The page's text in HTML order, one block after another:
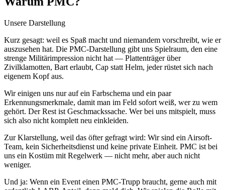
Unsere Darstellung
Kurz gesagt: weil es Spaß macht und niemandem vorschreibt, wie er
auszusehen hat. Die PMC-Darstellung gibt uns Spielraum, den eine
strenge Militärimpression nicht hat — Plattenträger über
Zivilklamotten, Bart erlaubt, Cap statt Helm, jeder rüstet sich nach
eigenem Kopf aus.
Wir einigen uns nur auf ein Farbschema und ein paar
Erkennungsmerkmale, damit man im Feld sofort weiß, wer zu wem
gehört. Der Rest ist Geschmackssache. Wer bei uns mitspielt, muss
sich also nicht komplett neu einkleiden.
Zur Klarstellung, weil das öfter gefragt wird: Wir sind ein Airsoft-
Team, kein Sicherheitsdienst und keine private Einheit. PMC ist bei
uns ein Kostüm mit Regelwerk — nicht mehr, aber auch nicht
weniger.
Und ja: Wenn ein Event einen PMC-Trupp braucht, gerne auch mit